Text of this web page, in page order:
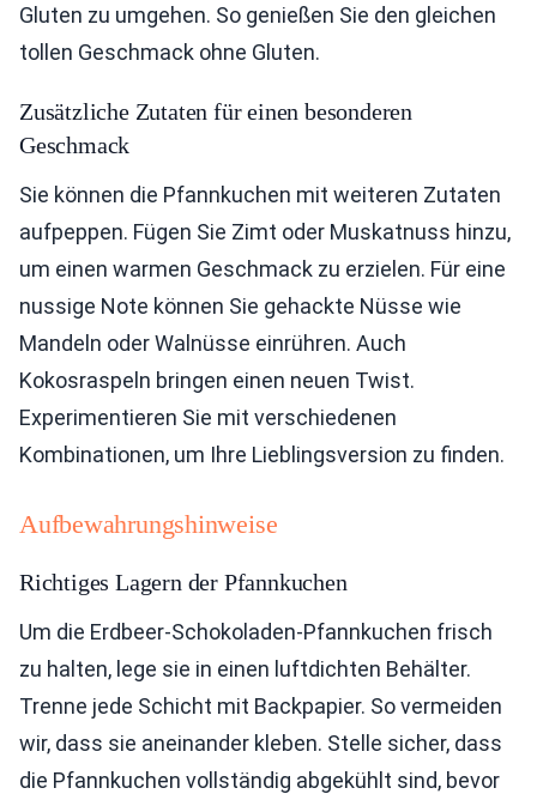
Gluten zu umgehen. So genießen Sie den gleichen
tollen Geschmack ohne Gluten.
Zusätzliche Zutaten für einen besonderen
Geschmack
Sie können die Pfannkuchen mit weiteren Zutaten
aufpeppen. Fügen Sie Zimt oder Muskatnuss hinzu,
um einen warmen Geschmack zu erzielen. Für eine
nussige Note können Sie gehackte Nüsse wie
Mandeln oder Walnüsse einrühren. Auch
Kokosraspeln bringen einen neuen Twist.
Experimentieren Sie mit verschiedenen
Kombinationen, um Ihre Lieblingsversion zu finden.
Aufbewahrungshinweise
Richtiges Lagern der Pfannkuchen
Um die Erdbeer-Schokoladen-Pfannkuchen frisch
zu halten, lege sie in einen luftdichten Behälter.
Trenne jede Schicht mit Backpapier. So vermeiden
wir, dass sie aneinander kleben. Stelle sicher, dass
die Pfannkuchen vollständig abgekühlt sind, bevor